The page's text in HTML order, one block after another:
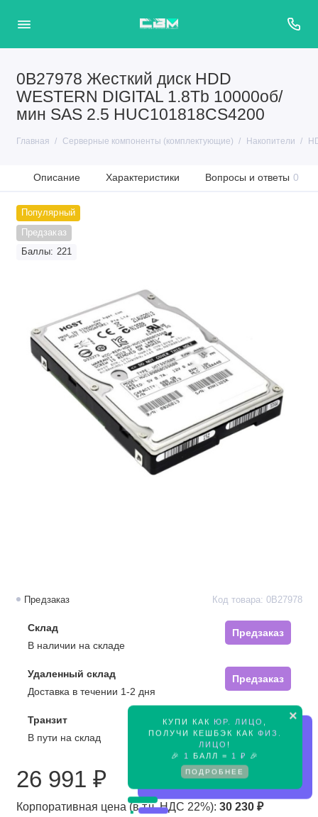
0B27978 Жесткий диск HDD
WESTERN DIGITAL 1.8Tb 10000об/
мин SAS 2.5 HUC101818CS4200
Главная Серверные компоненты (комплектующие) Накопители
Описание Характеристики Вопросы и ответы 0
Популярный
Предзаказ
Баллы: 221
×
КУПИ КАК ЮР. ЛИЦО
ПОЛУЧИ КЕШБЭК КАК ФИЗ.
ЛИЦО !
🎉
1 БАЛЛ = 1 ₽ 🎉
ПОДРОБНЕЕ
Предзаказ Код товара: 0B27978
Склад
Предзаказ
В наличии на складе
Удаленный склад
Предзаказ
Доставка в течении 1-2 дня
Транзит
Предзаказ
В пути на склад
26 991 ₽
Корпоративная цена (в т.ч. НДС 22%): 30 230 ₽